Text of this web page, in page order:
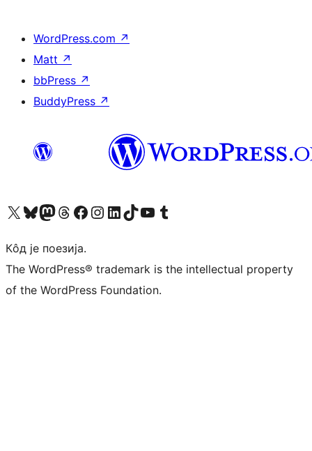
WordPress.com ↗
Matt ↗
bbPress ↗
BuddyPress ↗
Visit our X (formerly Twitter) account
Посетите наш Bluesky налог
Visit our Mastodon account
Посетите наш налог на Threads-у Visit our Facebook page
Посетите наш Инстаграм налог
Visit our LinkedIn account
Посетите наш TikTok налог
Visit our YouTube channel
Посетите наш Tumblr налог
Кôд је поезија.
The WordPress® trademark is the intellectual property
of the WordPress Foundation.